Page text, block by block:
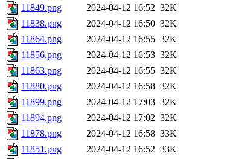
11849.png
2024-04-12 16:52 32K
11838.png
2024-04-12 16:50 32K
11864.png
2024-04-12 16:55 32K
11856.png
2024-04-12 16:53 32K
11863.png
2024-04-12 16:55 32K
11880.png
2024-04-12 16:58 32K
11899.png
2024-04-12 17:03 32K
11894.png
2024-04-12 17:02 32K
11878.png
2024-04-12 16:58 33K
11851.png
2024-04-12 16:52 33K